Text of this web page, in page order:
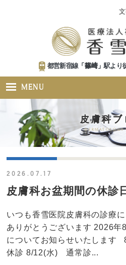
都営新宿線「篠崎」駅より
MENU
皮膚科ブ
DERMATOLOGY
2026.07.17
皮膚科お盆期間の休診
いつも香雪医院皮膚科の診療
ありがとうございます 2026年
についてお知らせいたしま
休診 8/12(水) 通常診...